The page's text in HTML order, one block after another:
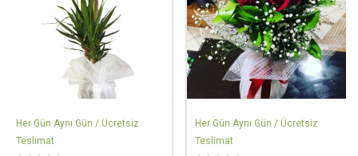
Her Gün Aynı Gün / Ücretsiz
Teslimat
Her Gün Aynı Gün / Ücretsiz
Teslimat